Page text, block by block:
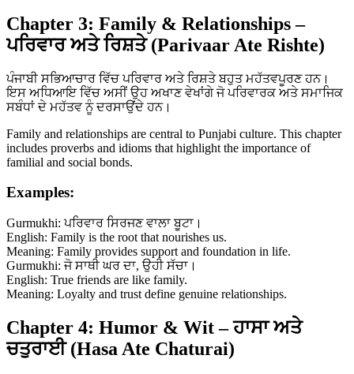
Chapter 3: Family & Relationships –
ਪਰਿਵਾਰ ਅਤੇ ਰਿਸ਼ਤੇ (Parivaar Ate Rishte)
ਪੰਜਾਬੀ ਸਭਿਆਚਾਰ ਵਿੱਚ ਪਰਿਵਾਰ ਅਤੇ ਰਿਸ਼ਤੇ ਬਹੁਤ ਮਹੱਤਵਪੂਰਣ ਹਨ।
ਇਸ ਅਧਿਆਇ ਵਿੱਚ ਅਸੀਂ ਉਹ ਅਖਾਣ ਵੇਖਾਂਗੇ ਜੋ ਪਰਿਵਾਰਕ ਅਤੇ ਸਮਾਜਿਕ
ਸਬੰਧਾਂ ਦੇ ਮਹੱਤਵ ਨੂੰ ਦਰਸਾਉਂਦੇ ਹਨ।
Family and relationships are central to Punjabi culture. This chapter
includes proverbs and idioms that highlight the importance of
familial and social bonds.
Examples:
Gurmukhi: ਪਰਿਵਾਰ ਸਿਰਜਣ ਵਾਲਾ ਬੂਟਾ।
English: Family is the root that nourishes us.
Meaning: Family provides support and foundation in life.
Gurmukhi: ਜੋ ਸਾਥੀ ਘਰ ਦਾ, ਉਹੀ ਸੱਚਾ।
English: True friends are like family.
Meaning: Loyalty and trust define genuine relationships.
Chapter 4: Humor & Wit – ਹਾਸਾ ਅਤੇ
ਚਤੁਰਾਈ (Hasa Ate Chaturai)